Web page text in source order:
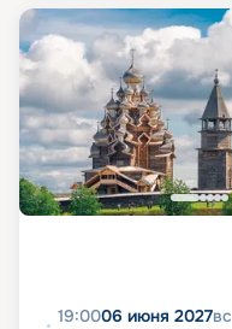
19:0006 июня 2027вс